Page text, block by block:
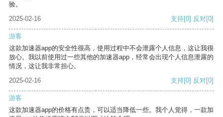
验。
2025-02-16
支持[0] 反对[0]
游客
这款加速器app的安全性很高，使用过程中不会泄露个人信息，这让我很
放心。我以前使用过一些其他的加速器app，经常会出现个人信息泄露的
情况，这让我非常担心。
2025-02-16
支持[0] 反对[0]
游客
这款加速器app的价格有点贵，可以适当降低一些。我个人觉得，一款加